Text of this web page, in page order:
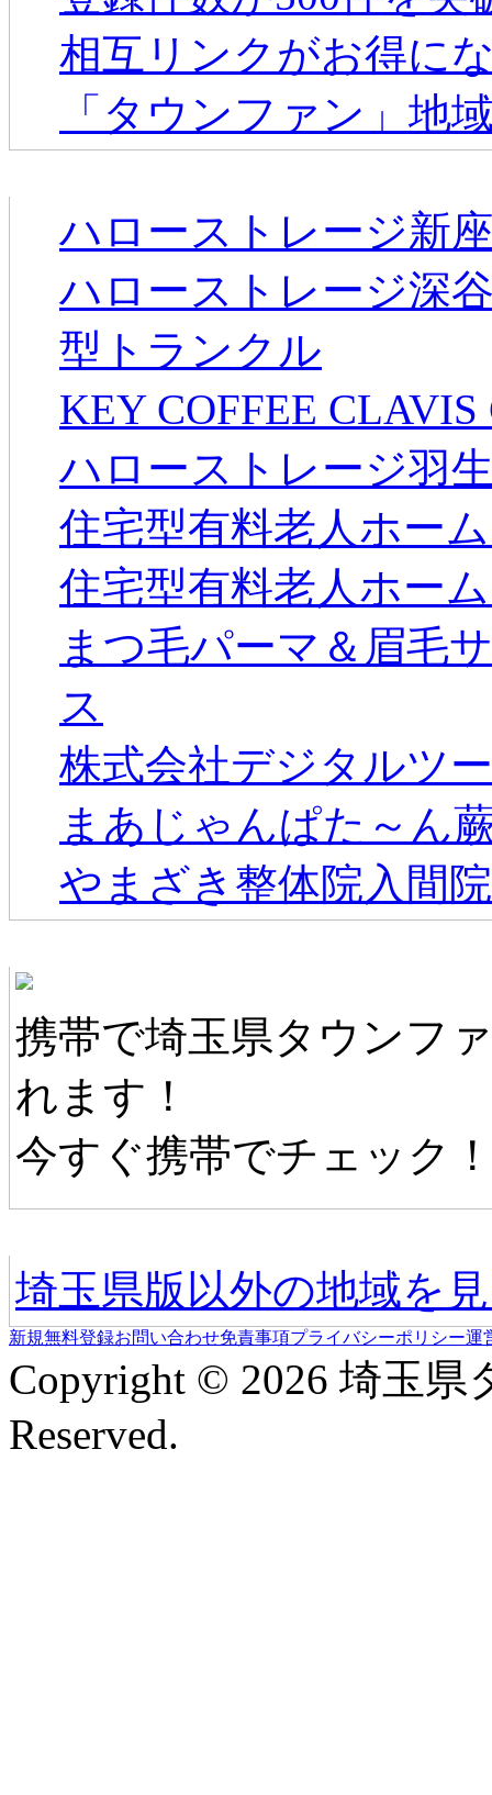
相互リンクがお得に
「タウンファン」地
ハローストレージ新
ハローストレージ深
型トランクル
KEY COFFEE
ハローストレージ羽
住宅型有料老人ホー
住宅型有料老人ホー
まつ毛パーマ＆眉毛
ス
株式会社デジタルツ
まあじゃんぱた～ん
やまざき整体院入間院
携帯で埼玉県タウンフ
れます！
今すぐ携帯でチェック
埼玉県版以外の地域を
新規無料登録お問い合わせ免責事項プライバシーポリシー運
Copyright © 2026 埼玉
Reserved.